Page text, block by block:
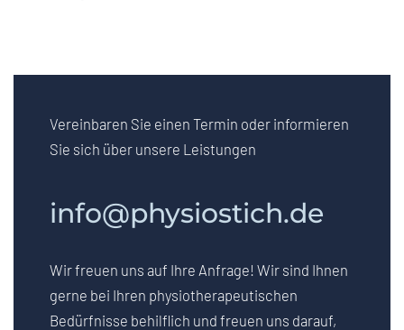
Vereinbaren Sie einen Termin oder informieren
Sie sich über unsere Leistungen
info@physiostich.de
Wir freuen uns auf Ihre Anfrage! Wir sind Ihnen
gerne bei Ihren physiotherapeutischen
Bedürfnisse behilflich und freuen uns darauf,